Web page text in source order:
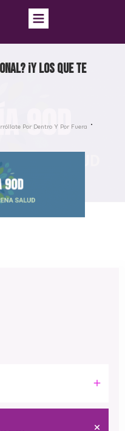
¡Y los que te
Por Dentro Y Por Fuera